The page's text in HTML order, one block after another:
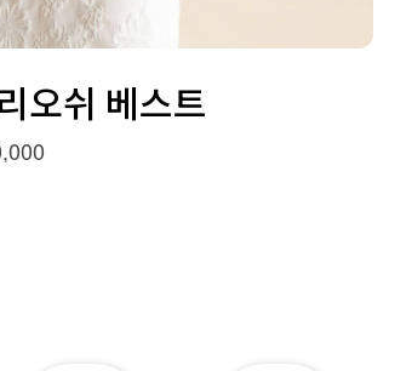
오쉬 베스트